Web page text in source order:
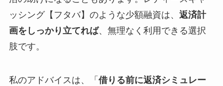
ッシング【フタバ】のような少額融資は、 返済計
画をしっかり立てれば、無理なく利用できる選択
肢です。
私のアドバイスは、「 借りる前に返済シミュレー